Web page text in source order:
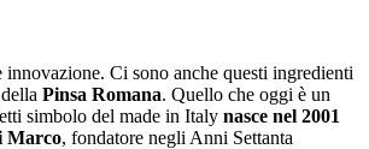
innovazione. Ci sono anche questi ingredienti
Pinsa Romana. Quello che oggi è un
simbolo del made in Italy nasce nel 2001
Marco, fondatore negli Anni Settanta